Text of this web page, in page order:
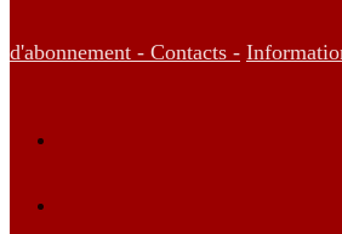
d'abonnement - Contacts -